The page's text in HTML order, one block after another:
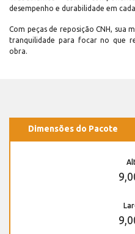
desempenho e durabilidade em
Com peças de reposição CNH, sua
tranquilidade para focar no que
obra.
Dimensões do Pacote